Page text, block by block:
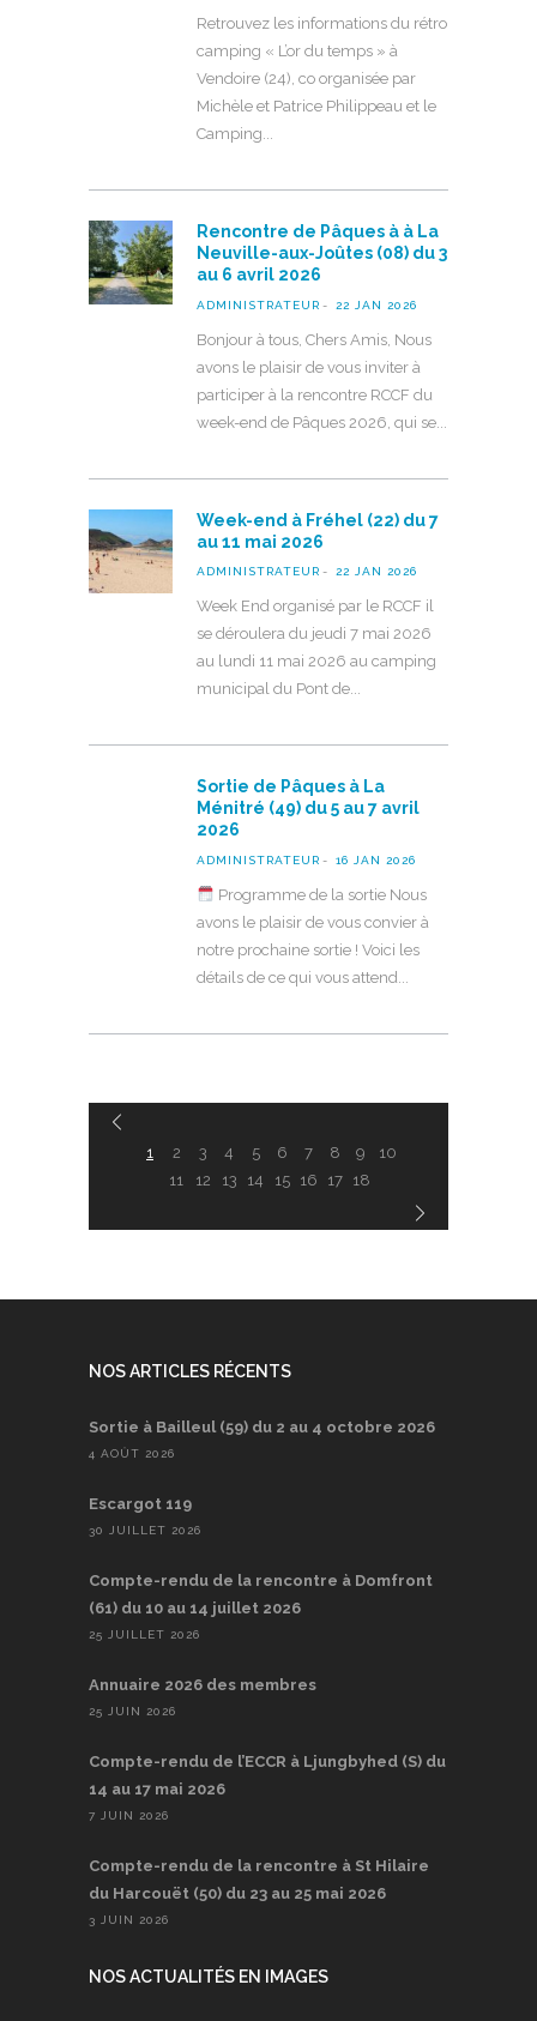
Retrouvez les informations du rétro
camping « L’or du temps » à
Vendoire (24), co organisée par
Michèle et Patrice Philippeau et le
Camping
Rencontre de Pâques à à La
Neuville-aux-Joûtes (08) du 3
au 6 avril 2026
ADMINISTRATEUR 22 JAN 2026
Bonjour à tous, Chers Amis, Nous
avons le plaisir de vous inviter à
participer à la rencontre RCCF du
week-end de Pâques 2026, qui se
Week-end à Fréhel (22) du 7
au 11 mai 2026
ADMINISTRATEUR 22 JAN 2026
Week End organisé par le RCCF il
se déroulera du jeudi 7 mai 2026
au lundi 11 mai 2026 au camping
municipal du Pont de
Sortie de Pâques à La
Ménitré (49) du 5 au 7 avril
2026
ADMINISTRATEUR 16 JAN 2026
Programme de la sortie Nous
avons le plaisir de vous convier à
notre prochaine sortie ! Voici les
détails de ce qui vous attend
1 2 3 4 5 6 7 8 9
10
11
12 13 14 15 16 17 18
NOS ARTICLES RÉCENTS
Sortie à Bailleul (59) du 2 au 4 octobre 2026
4 AOÛT 2026
Escargot 119
30 JUILLET 2026
Compte-rendu de la rencontre à Domfront
(61) du 10 au 14 juillet 2026
25 JUILLET 2026
Annuaire 2026 des membres
25 JUIN 2026
Compte-rendu de l’ECCR à Ljungbyhed (S) du
14 au 17 mai 2026
7 JUIN 2026
Compte-rendu de la rencontre à St Hilaire
du Harcouët (50) du 23 au 25 mai 2026
3 JUIN 2026
NOS ACTUALITÉS EN IMAGES